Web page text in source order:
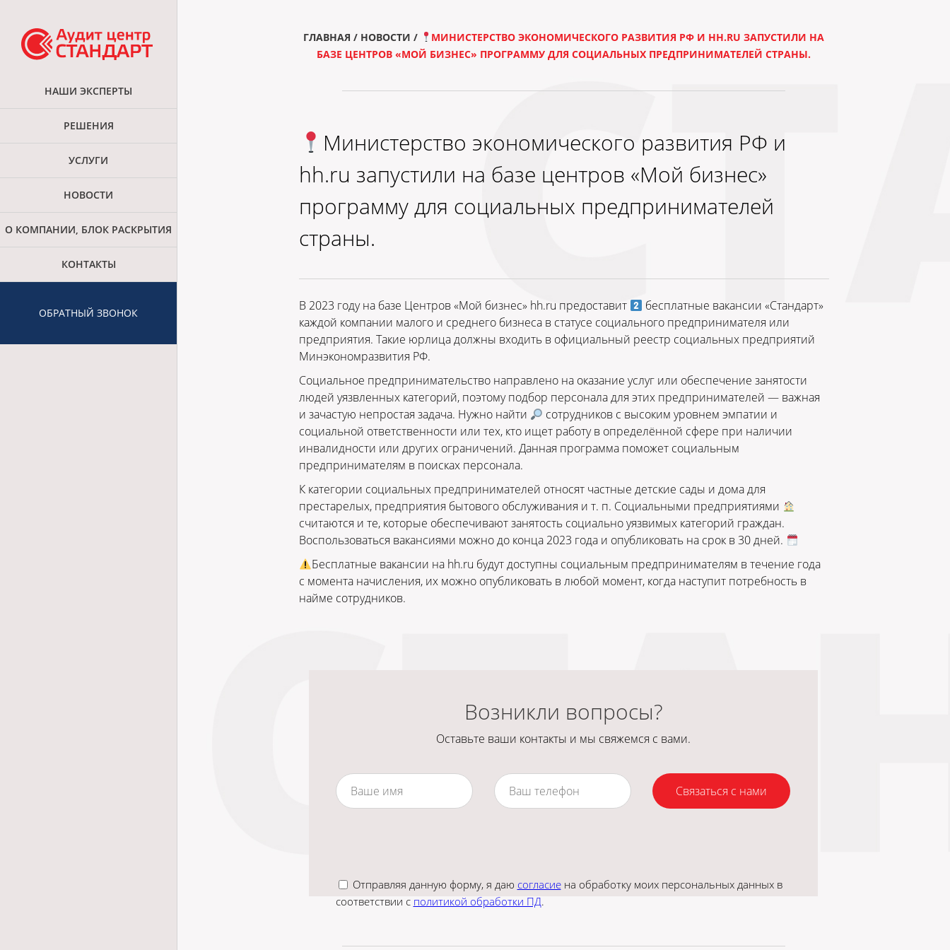
НАШИ ЭКСПЕРТЫ
РЕШЕНИЯ
УСЛУГИ
НОВОСТИ
О КОМПАНИИ, БЛОК РАСКРЫТИЯ
КОНТАКТЫ
ОБРАТНЫЙ ЗВОНОК
ГЛАВНАЯ / НОВОСТИ /
МИНИСТЕРСТВО ЭКОНОМИЧЕСКОГО РАЗВИТИЯ РФ И HH.RU ЗАПУСТИЛИ НА
БАЗЕ ЦЕНТРОВ «МОЙ БИЗНЕС» ПРОГРАММУ ДЛЯ СОЦИАЛЬНЫХ ПРЕДПРИНИМАТЕЛЕЙ СТРАНЫ.
Министерство экономического развития РФ и
hh.ru запустили на базе центров «Мой бизнес»
программу для социальных предпринимателей
страны.
В 2023 году на базе Центров «Мой бизнес» hh.ru предоставит
бесплатные вакансии «Стандарт»
каждой компании малого и среднего бизнеса в статусе социального предпринимателя или
предприятия. Такие юрлица должны входить в официальный реестр социальных предприятий
Минэкономразвития РФ.
Социальное предпринимательство направлено на оказание услуг или обеспечение занятости
людей уязвленных категорий, поэтому подбор персонала для этих предпринимателей — важная
и зачастую непростая задача. Нужно найти
сотрудников с высоким уровнем эмпатии и
социальной ответственности или тех, кто ищет работу в определённой сфере при наличии
инвалидности или других ограничений. Данная программа поможет социальным
предпринимателям в поисках персонала.
К категории социальных предпринимателей относят частные детские сады и дома для
престарелых, предприятия бытового обслуживания и т. п. Социальными предприятиями
считаются и те, которые обеспечивают занятость социально уязвимых категорий граждан.
Воспользоваться вакансиями можно до конца 2023 года и опубликовать на срок в 30 дней.
Бесплатные вакансии на hh.ru будут доступны социальным предпринимателям в течение года
с момента начисления, их можно опубликовать в любой момент, когда наступит потребность в
найме сотрудников.
Возникли вопросы?
Оставьте ваши контакты и мы свяжемся с вами.
Связаться с нами
Отправляя данную форму, я даю согласиена обработку моих персональных данных в
соответствии с политикой обработки ПД.